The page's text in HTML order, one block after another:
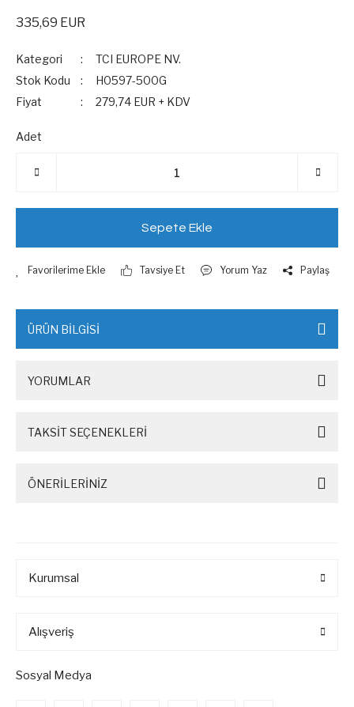
335,69 EUR
Kategori
TCI EUROPE NV.
Stok Kodu
H0597-500G
Fiyat
279,74 EUR + KDV
Adet
Sepete Ekle
Tavsiye Et Yorum Yaz Paylaş
ÜRÜN BİLGİSİ
YORUMLAR
TAKSİT SEÇENEKLERİ
ÖNERİLERİNİZ
Kurumsal
Alışveriş
Sosyal Medya